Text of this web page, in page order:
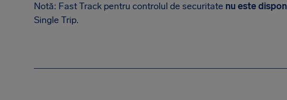
Notă: Fast Track pentru controlul de securitate nu este
Single Trip.